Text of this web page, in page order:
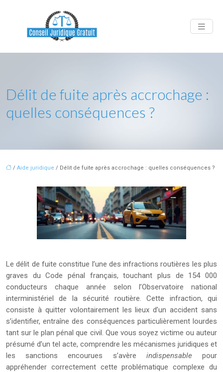
Délit de fuite après accrochage :
quelles conséquences ?
/ Aide juridique / Délit de fuite après accrochage : quelles conséquences ?
Le délit de fuite constitue l’une des infractions routières les plus
graves du Code pénal français, touchant plus de 154 000
conducteurs chaque année selon l’Observatoire national
interministériel de la sécurité routière. Cette infraction, qui
consiste à quitter volontairement les lieux d’un accident sans
s’identifier, entraîne des conséquences particulièrement lourdes
tant sur le plan pénal que civil. Que vous soyez victime ou auteur
présumé d’un tel acte, comprendre les mécanismes juridiques et
les sanctions encourues s’avère indispensablepour
appréhender correctement cette problématique complexe du